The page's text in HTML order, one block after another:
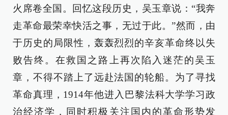
火席卷全国。回忆这段历史，吴玉章说：“我奔
走革命最荣幸快活之事，无过于此。”然而，由
于历史的局限性，轰轰烈烈的辛亥革命终以失
败告终。在救国之路上再次陷入迷茫的吴玉
章，不得不踏上了远赴法国的轮船。为了寻找
革命真理，1914年他进入巴黎法科大学学习政
治经济学，同时积极关注国内的革命形势发